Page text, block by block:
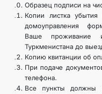
Образец подписи на
Копии листка убытия
домоуправления
Ваше проживание
Туркменистана до
Копию квитанции об
При подаче
телефона.
Все пункты должны